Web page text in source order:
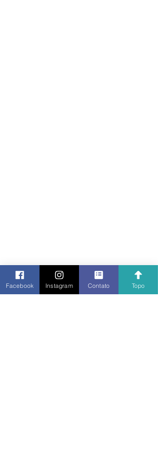
Facebook Instagram Contato Topo